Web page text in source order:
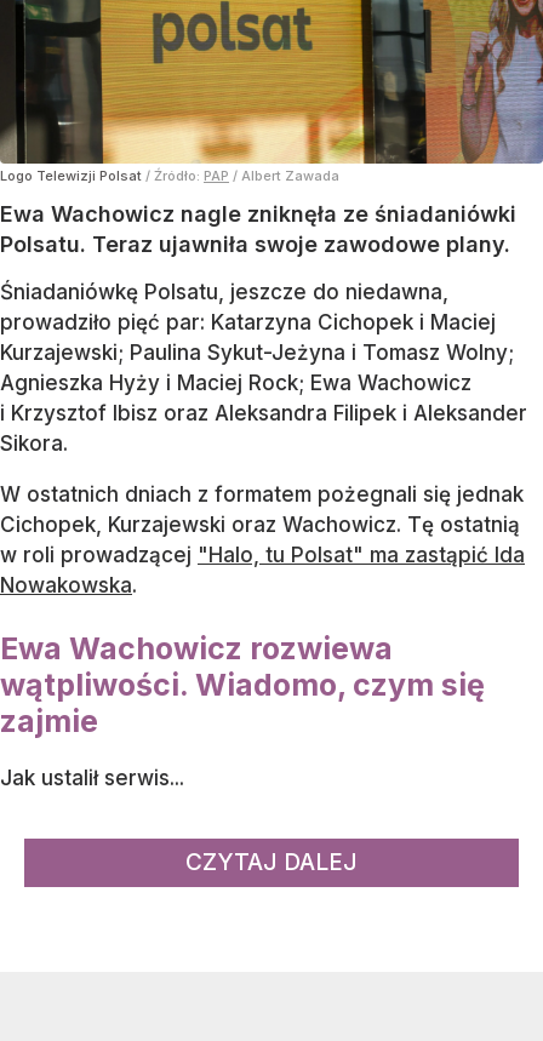
Logo Telewizji Polsat / Źródło: PAP / Albert Zawada
Ewa Wachowicz nagle zniknęła ze śniadaniówki
Polsatu. Teraz ujawniła swoje zawodowe plany.
Śniadaniówkę Polsatu, jeszcze do niedawna,
prowadziło pięć par: Katarzyna Cichopek i Maciej
Kurzajewski; Paulina Sykut-Jeżyna i Tomasz Wolny;
Agnieszka Hyży i Maciej Rock; Ewa Wachowicz
i Krzysztof Ibisz oraz Aleksandra Filipek i Aleksander
Sikora.
W ostatnich dniach z formatem pożegnali się jednak
Cichopek, Kurzajewski oraz Wachowicz. Tę ostatnią
w roli prowadzącej "Halo, tu Polsat" ma zastąpić Ida
Nowakowska.
Ewa Wachowicz rozwiewa
wątpliwości. Wiadomo, czym się
zajmie
Jak ustalił serwis...
CZYTAJ DALEJ